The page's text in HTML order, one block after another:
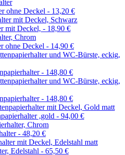
ohne Deckel - 13,20 €
mit Deckel, - 18,90 €
ohne Deckel - 14,90 €
- 148,80 €
- 148,80 €
,gold - 94,00 €
- 48,20 €
Edelstahl - 65,50 €